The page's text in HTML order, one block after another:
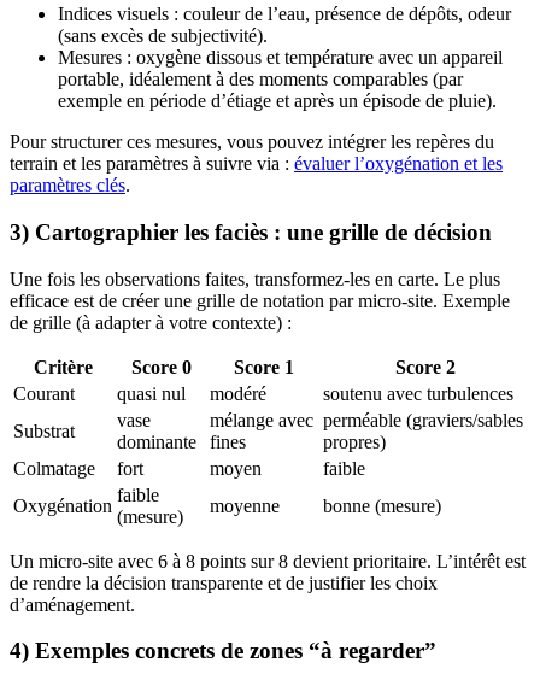
Indices visuels : couleur de l’eau, présence de dépôts, odeur
(sans excès de subjectivité).
Mesures : oxygène dissous et température avec un appareil
portable, idéalement à des moments comparables (par
exemple en période d’étiage et après un épisode de pluie).
Pour structurer ces mesures, vous pouvez intégrer les repères du
terrain et les paramètres à suivre via : évaluer l’oxygénation et les
paramètres clés.
3) Cartographier les faciès : une grille de décision
Une fois les observations faites, transformez-les en carte. Le plus
efficace est de créer une grille de notation par micro-site. Exemple
de grille (à adapter à votre contexte) :
Critère Score 0 Score 1
Score 2
Courant
quasi nul modéré
soutenu avec turbulences
Substrat
vase
dominante
mélange avec
fines
perméable (graviers/sables
propres)
Colmatage
fort moyen
faible
Oxygénation
faible
(mesure)
moyenne bonne (mesure)
Un micro-site avec 6 à 8 points sur 8 devient prioritaire. L’intérêt est
de rendre la décision transparente et de justifier les choix
d’aménagement.
4) Exemples concrets de zones “à regarder”